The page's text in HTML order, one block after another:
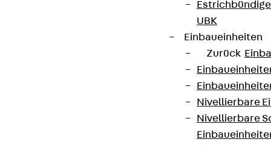
UBK
Einbaueinheiten
Zurück
Nivellierbare
Nivellierbare